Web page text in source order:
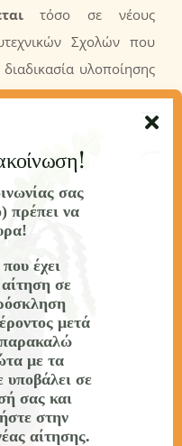
τόσο σε νέους
Σχολών που
υλοποίησης
από την αρχή μέχρι
που θέλουν για πρώτη
έργα.
και
στην απόκτηση
επιμόρφωσης 146
σε 6 Πιστωτικές
σας
πρέπει να
έχει
σε
μετά
με τα
υποβάλει σε
σας και
στην
αίτησης.